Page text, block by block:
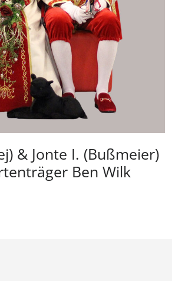
& Jonte I. (Bußmeier)
Ben Wilk